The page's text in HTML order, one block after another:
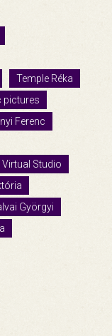
Temple Réka
pictures
Ferenc
Virtual Studio
Györgyi